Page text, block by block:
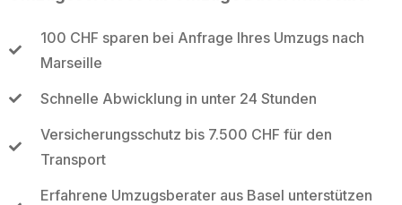
100 CHF sparen bei Anfrage Ihres Umzugs nach
Marseille
Schnelle Abwicklung in unter 24 Stunden
Versicherungsschutz bis 7.500 CHF für den
Transport
Erfahrene Umzugsberater aus Basel unterstützen